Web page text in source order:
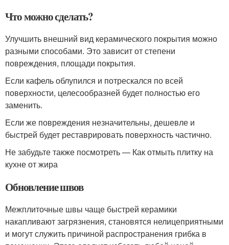
Что можно сделать?
Улучшить внешний вид керамического покрытия можно
разными способами. Это зависит от степени
повреждения, площади покрытия.
Если кафель облупился и потрескался по всей
поверхности, целесообразней будет полностью его
заменить.
Если же повреждения незначительны, дешевле и
быстрей будет реставрировать поверхность частично.
Не забудьте также посмотреть — Как отмыть плитку на
кухне от жира
Обновление швов
Межплиточные швы чаще быстрей керамики
накапливают загрязнения, становятся нелицеприятными
и могут служить причиной распространения грибка в